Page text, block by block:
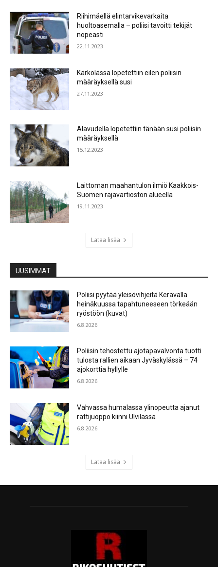
Riihimäellä elintarvikevarkaita
huoltoasemalla – poliisi tavoitti tekijät
nopeasti
22.11.2023
Kärkölässä lopetettiin eilen poliisin
määräyksellä susi
27.11.2023
Alavudella lopetettiin tänään susi poliisin
määräyksellä
15.12.2023
Laittoman maahantulon ilmiö Kaakkois-
Suomen rajavartioston alueella
19.11.2023
Lataa lisää
UUSIMMAT
Poliisi pyytää yleisövihjeitä Keravalla
heinäkuussa tapahtuneeseen törkeään
ryöstöön (kuvat)
6.8.2026
Poliisin tehostettu ajotapavalvonta tuotti
tulosta rallien aikaan Jyväskylässä – 74
ajokorttia hyllylle
6.8.2026
Vahvassa humalassa ylinopeutta ajanut
rattijuoppo kiinni Ulvilassa
6.8.2026
Lataa lisää